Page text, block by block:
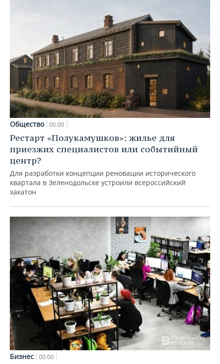
Общество 00:00
Рестарт «Полукамушков»: жилье для
приезжих специалистов или событийный
центр?
Для разработки концепции реновации исторического
квартала в Зеленодольске устроили всероссийский
хакатон
Бизнес 00:00